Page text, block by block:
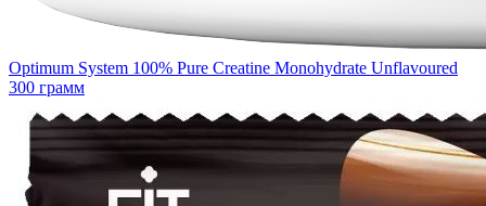
Optimum System 100% Pure Creatine Monohydrate Unflavoured
300 грамм